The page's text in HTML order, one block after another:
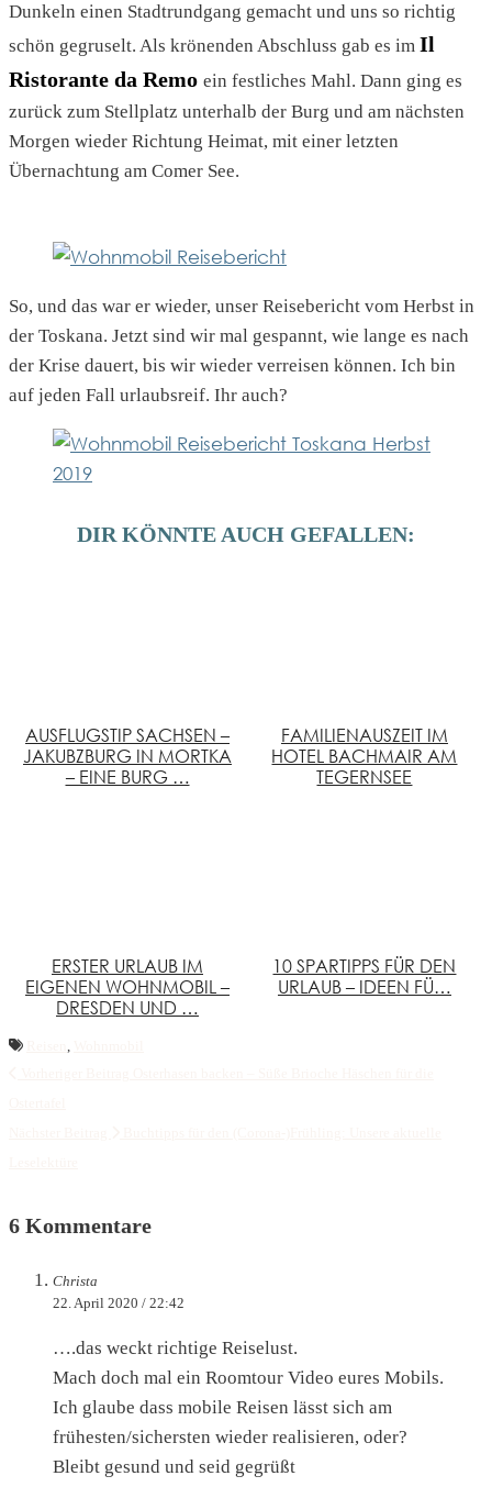
Dunkeln einen Stadtrundgang gemacht und uns so richtig
schön gegruselt. Als krönenden Abschluss gab es im Il
Ristorante da Remo ein festliches Mahl. Dann ging es
zurück zum Stellplatz unterhalb der Burg und am nächsten
Morgen wieder Richtung Heimat, mit einer letzten
Übernachtung am Comer See.
So, und das war er wieder, unser Reisebericht vom Herbst in
der Toskana. Jetzt sind wir mal gespannt, wie lange es nach
der Krise dauert, bis wir wieder verreisen können. Ich bin
auf jeden Fall urlaubsreif. Ihr auch?
DIR KÖNNTE AUCH GEFALLEN:
AUSFLUGSTIP SACHSEN –
JAKUBZBURG IN MORTKA
– EINE BURG …
FAMILIENAUSZEIT IM
HOTEL BACHMAIR AM
TEGERNSEE
ERSTER URLAUB IM
EIGENEN WOHNMOBIL –
DRESDEN UND …
10 SPARTIPPS FÜR DEN
URLAUB – IDEEN FÜ…
,
6 Kommentare
Christa
22. April 2020 / 22:42
….das weckt richtige Reiselust.
Mach doch mal ein Roomtour Video eures Mobils.
Ich glaube dass mobile Reisen lässt sich am
frühesten/sichersten wieder realisieren, oder?
Bleibt gesund und seid gegrüßt